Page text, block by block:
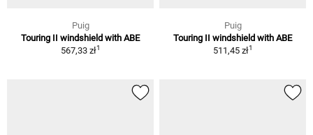
Puig
Touring II windshield with ABE
567,33 zł1
Puig
Touring II windshield with ABE
511,45 zł1